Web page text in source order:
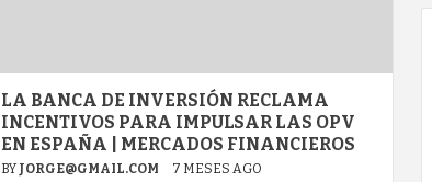
LA BANCA DE INVERSIÓN RECLAMA
INCENTIVOS PARA IMPULSAR LAS OPV
EN ESPAÑA | MERCADOS FINANCIEROS
BY JORGE@GMAIL.COM 7 MESES AGO